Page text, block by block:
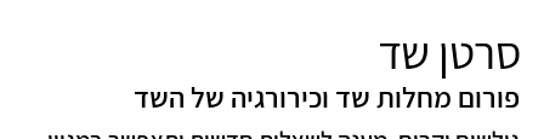
ועוד...
סרטן שד
פורום מחלות שד וכירורגיה של השד